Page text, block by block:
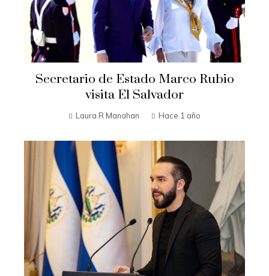
Secretario de Estado Marco Rubio
visita El Salvador
Laura R Manahan Hace 1 año